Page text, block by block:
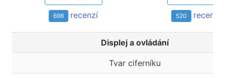
698 recenzí 520 recenzí
Displej a ovládání
Tvar ciferníku